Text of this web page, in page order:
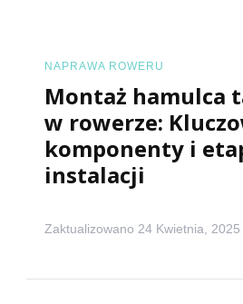
NAPRAWA ROWERU
Montaż hamulca
w rowerze:
komponenty i
instalacji
Zaktualizowano 24 Kwietnia, 2025